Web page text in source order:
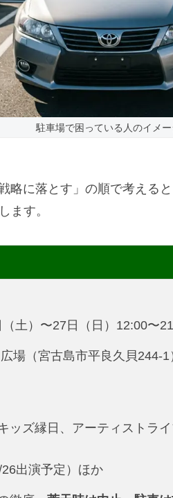
駐車場で困っている人のイメー
略に落とす」の順で考える
ます。
土）〜27日（日）12:00〜
場（宮古島市平良久貝244-1
ッズ縁日、アーティストラ
出演予定）ほか